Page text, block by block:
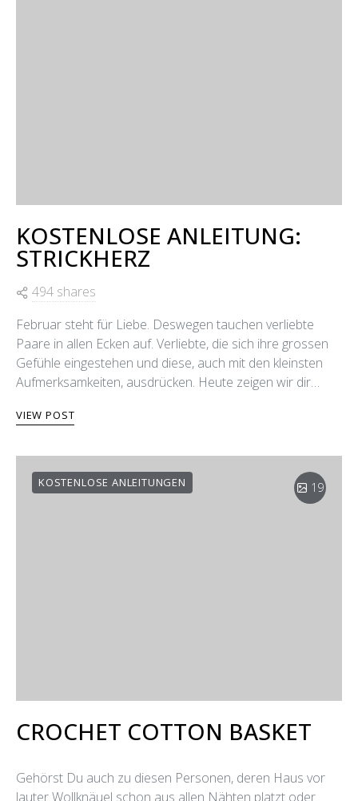
KOSTENLOSE ANLEITUNG:
STRICKHERZ
494 shares
Februar steht für Liebe. Deswegen tauchen verliebte
Paare in allen Ecken auf. Verliebte, die sich ihre grossen
Gefühle eingestehen und diese, auch mit den kleinsten
Aufmerksamkeiten, ausdrücken. Heute zeigen wir dir…
VIEW POST
KOSTENLOSE ANLEITUNGEN 19
CROCHET COTTON BASKET
Gehörst Du auch zu diesen Personen, deren Haus vor
lauter Wollknäuel schon aus allen Nähten platzt oder